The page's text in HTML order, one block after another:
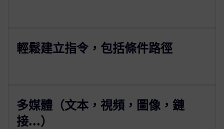
輕鬆建立指令，包括條件路徑
多媒體（文本，視頻，圖像，鏈
接...）